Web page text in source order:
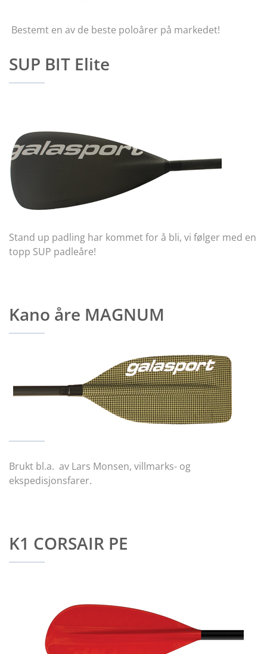
Bestemt en av de beste poloårer på markedet!
SUP BIT Elite
Stand up padling har kommet for å bli, vi følger med en
topp SUP padleåre!
Kano åre MAGNUM
Brukt bl.a. av Lars Monsen, villmarks- og
ekspedisjonsfarer.
K1 CORSAIR PE